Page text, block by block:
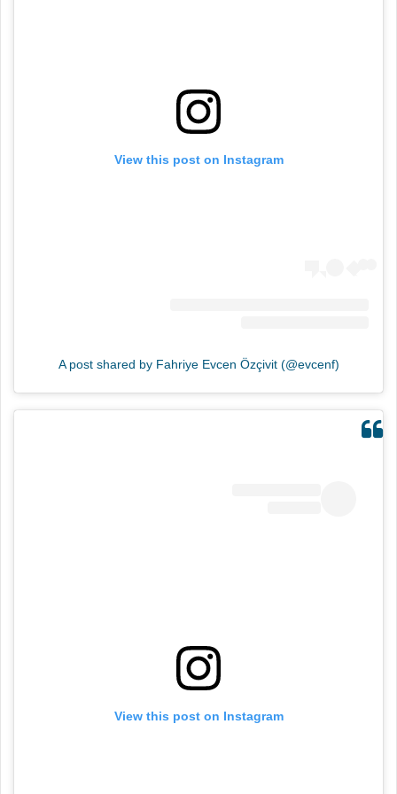
View this post on Instagram
A post shared by Fahriye Evcen Özçivit (@evcenf)
View this post on Instagram